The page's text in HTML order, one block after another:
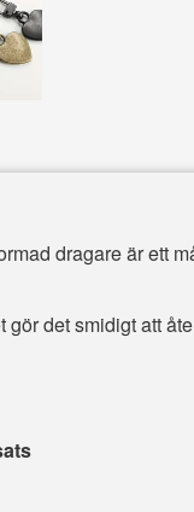
dragare är ett
det smidigt att